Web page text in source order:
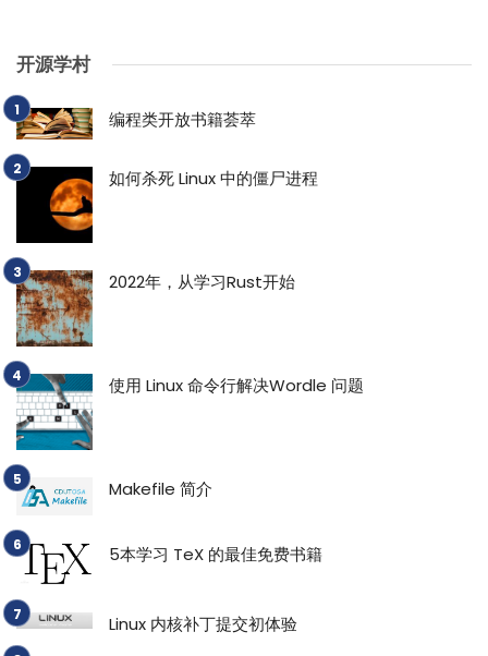
开源学村
编程类开放书籍荟萃
如何杀死 Linux 中的僵尸进程
2022年，从学习Rust开始
使用 Linux 命令行解决Wordle 问题
Makefile 简介
5本学习 TeX 的最佳免费书籍
Linux 内核补丁提交初体验